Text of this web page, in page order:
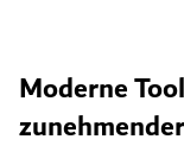
Moderne